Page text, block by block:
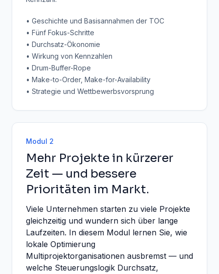
• Geschichte und Basisannahmen der TOC
• Fünf Fokus-Schritte
• Durchsatz-Ökonomie
• Wirkung von Kennzahlen
• Drum-Buffer-Rope
• Make-to-Order, Make-for-Availability
• Strategie und Wettbewerbsvorsprung
Modul 2
Mehr Projekte in kürzerer
Zeit — und bessere
Prioritäten im Markt.
Viele Unternehmen starten zu viele Projekte
gleichzeitig und wundern sich über lange
Laufzeiten. In diesem Modul lernen Sie, wie
lokale Optimierung
Multiprojektorganisationen ausbremst — und
welche Steuerungslogik Durchsatz,